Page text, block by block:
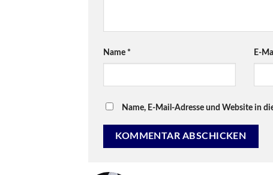
Name * E-
Name, E-Mail-Adresse und Website in